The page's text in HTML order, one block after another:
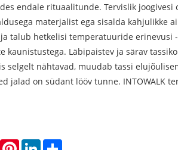
endale rituaalitunde. Tervislik joogivesi
materjalist ega sisalda kahjulikke
talub hetkelisi temperatuuride erinevusi -
kaunistustega. Läbipaistev ja särav
selgelt nähtavad, muudab tassi
jalad on südant lööv tunne. INTOWALK
WhatsAppPinterestLinkedIn